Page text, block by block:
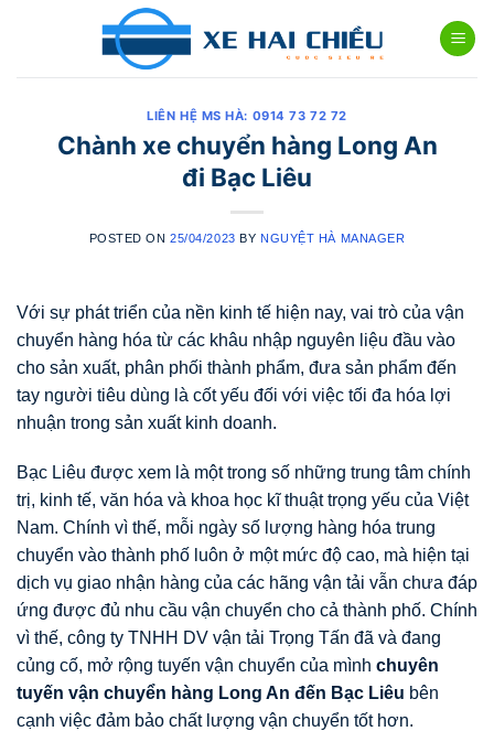
LIÊN HỆ MS HÀ: 0914 73 72 72
Chành xe chuyển hàng Long An
đi Bạc Liêu
POSTED ON25/04/2023 BY NGUYỆT HÀ MANAGER
Với sự phát triển của nền kinh tế hiện nay, vai trò của vận
chuyển hàng hóa từ các khâu nhập nguyên liệu đầu vào
cho sản xuất, phân phối thành phẩm, đưa sản phẩm đến
tay người tiêu dùng là cốt yếu đối với việc tối đa hóa lợi
nhuận trong sản xuất kinh doanh.
Bạc Liêu được xem là một trong số những trung tâm chính
trị, kinh tế, văn hóa và khoa học kĩ thuật trọng yếu của Việt
Nam. Chính vì thế, mỗi ngày số lượng hàng hóa trung
chuyển vào thành phố luôn ở một mức độ cao, mà hiện tại
dịch vụ giao nhận hàng của các hãng vận tải vẫn chưa đáp
ứng được đủ nhu cầu vận chuyển cho cả thành phố. Chính
vì thế, công ty TNHH DV vận tải Trọng Tấn đã và đang
củng cố, mở rộng tuyến vận chuyển của mình chuyên
tuyến vận chuyển hàng Long An đến Bạc Liêu bên
cạnh việc đảm bảo chất lượng vận chuyển tốt hơn.